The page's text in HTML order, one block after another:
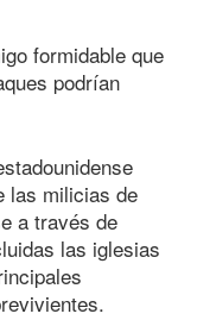
formidable que
podrían
las milicias de
a través de
las iglesias